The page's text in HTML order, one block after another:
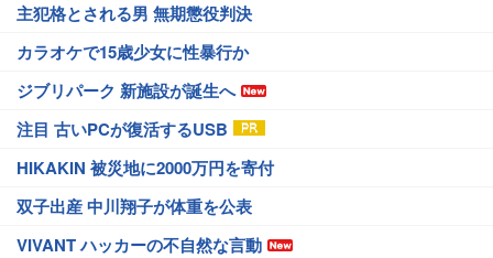
主犯格とされる男 無期懲役判決
カラオケで15歳少女に性暴行か
ジブリパーク 新施設が誕生へ
注目 古いPCが復活するUSB
HIKAKIN 被災地に2000万円を寄付
双子出産 中川翔子が体重を公表
VIVANT ハッカーの不自然な言動